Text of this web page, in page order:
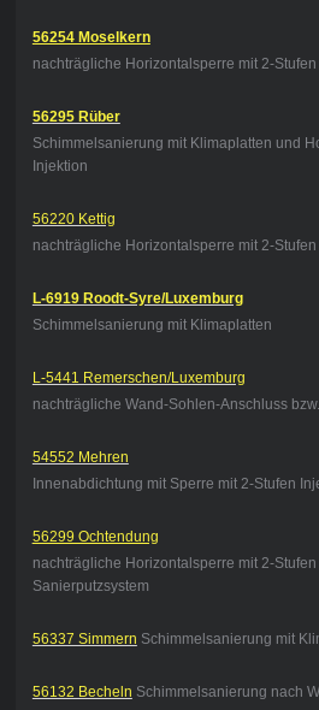
56254 Moselkern
nachträgliche Horizontalsperre mit 2-
56295 Rüber
Schimmelsanierung mit Klimaplatten und
Injektion
56220 Kettig
nachträgliche Horizontalsperre mit 2-
L-6919 Roodt-Syre/Luxemburg
Schimmelsanierung mit Klimaplatten
L-5441 Remerschen/Luxemburg
nachträgliche Wand-Sohlen-Anschluss
54552 Mehren
Innenabdichtung mit Sperre mit 2-Stufen
56299 Ochtendung
nachträgliche Horizontalsperre mit 2-
Sanierputzsystem
56337 Simmern Schimmelsanierung mit
56132 Becheln Schimmelsanierung nach